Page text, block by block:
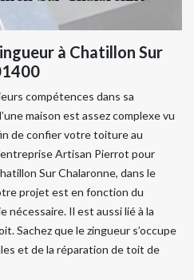
à Chatillon Sur
compétences dans sa
maison est assez complexe vu
de confier votre toiture au
Artisan Pierrot pour
Sur Chalaronne, dans le
projet est en fonction du
nécessaire. Il est aussi lié à la
Sachez que le zingueur s’occupe
et de la réparation de toit de